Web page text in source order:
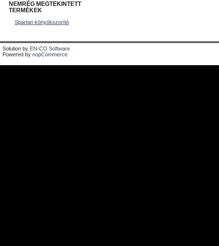
NEMRÉG MEGTEKINTETT
TERMÉKEK
Spartan könyökszorító
Solution by EN-CO Software
Powered by nopCommerce